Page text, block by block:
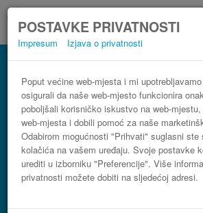
POSTAVKE PRIVATNOSTI
Impresum Izjava o privatnosti
Poput većine web-mjesta i mi
osigurali da naše web-mjesto funkcionira
poboljšali korisničko iskustvo na web-
web-mjesta i dobili pomoć za naše
Odabirom mogućnosti "Prihvati" suglasni ste
kolačića na vašem uređaju. Svoje postavke
urediti u izborniku "Preferencije". Više
privatnosti možete dobiti na sljedećoj adresi.
Autobus Alfaix
3 koraka do najpovoljnije